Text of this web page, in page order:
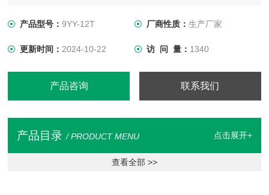
捆，出机待用：该机可在较平整的场地由汽车
产品型号：9YY-12T 厂商性质： 生产厂家
更新时间： 2024-10-22 访 问 量： 1340
产品咨询 联系我们
产品目录 / PRODUCT MENU 点击展开+
查看全部 >>